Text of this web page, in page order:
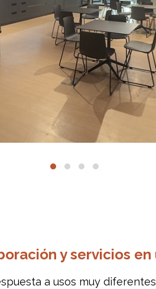
y servicios
a usos muy